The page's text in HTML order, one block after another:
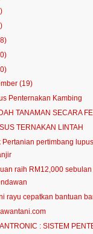
(19)
Penternakan Kambing
TANAMAN SECARA
TERNAKAN LINTAH
Pertanian pertimbang
raih RM12,000 sebulan
rayu cepatkan bantuan
: SISTEM